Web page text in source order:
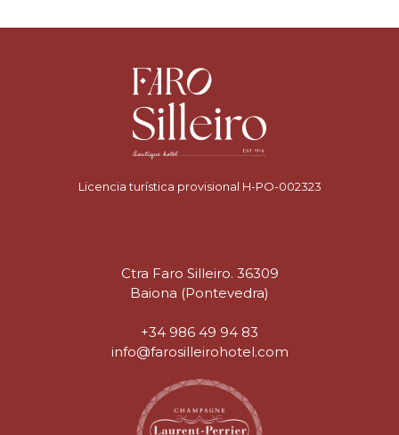
Licencia turística provisional H-PO-002323
Ctra Faro Silleiro. 36309
Baiona (Pontevedra)
+34 986 49 94 83
info@farosilleirohotel.com